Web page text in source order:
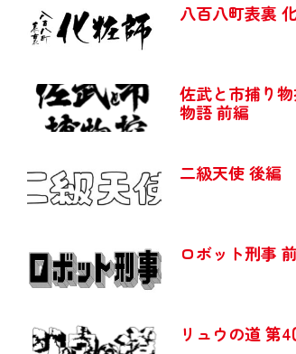
八百八町表裏
佐武と市捕り
物語 前編
二級天使 後編
ロボット刑事
リュウの道 第4